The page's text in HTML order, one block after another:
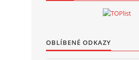
OBLÍBENÉ ODKAZY